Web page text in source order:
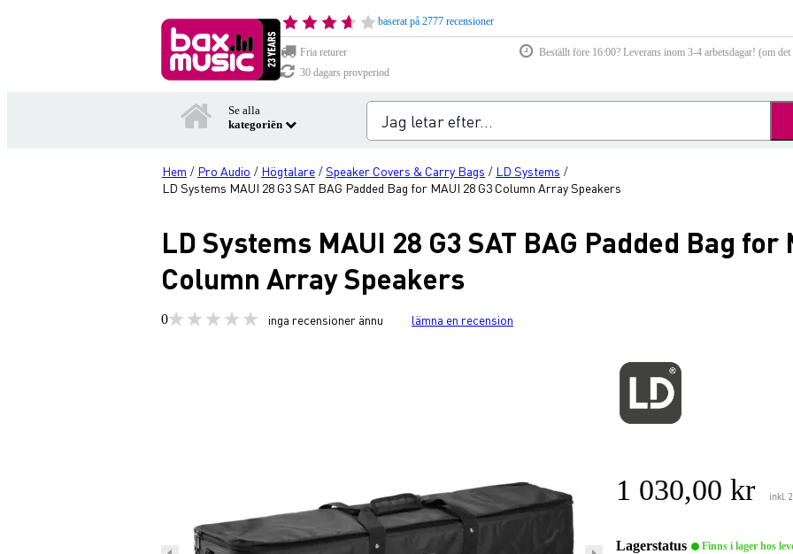
baserat på 2777 recensioner
Fria returer
Beställt före 16:00? Leverans inom 3-4 arbetsdagar! (om
30 dagars provperiod
Se alla
kategoriën
Hem / Pro Audio / Högtalare /Speaker Covers & Carry Bags / LD Systems /
LD Systems MAUI 28 G3 SAT BAG Padded Bag for MAUI 28 G3 Column Array Speakers
LD Systems MAUI 28 G3 SAT BAG Padded Bag for
Column Array Speakers
0 inga recensioner ännu lämna en recension
1 030,00 kr inkl.
Lagerstatus
Finns i lager hos